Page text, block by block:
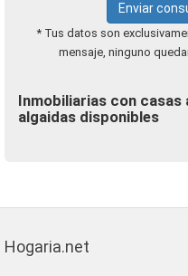
Enviar
* Tus datos son
mensaje, ninguno
Inmobiliarias con casas
algaidas disponibles
Hogaria.net